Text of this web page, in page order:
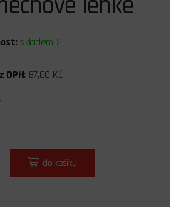
skladem 2
DPH: 87,60 Kč
do košíku